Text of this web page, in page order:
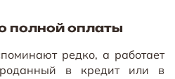
полной оплаты
редко, а работает
в кредит или в